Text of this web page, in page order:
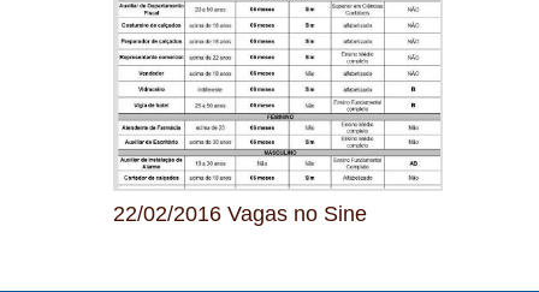
22/02/2016 Vagas no Sine